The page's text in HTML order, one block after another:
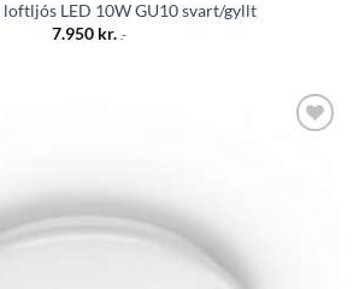
loftljós LED 10W GU10 svart/gyllt
7.950 kr. .-